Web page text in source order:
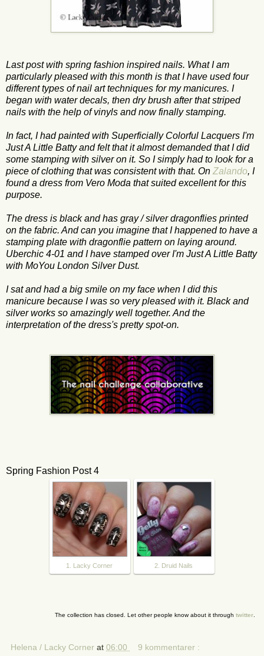
Last post with spring fashion inspired nails. What I am
particularly pleased with this month is that I have used four
different types of nail art techniques for my manicures. I
began with water decals, then dry brush after that striped
nails with the help of vinyls and now finally stamping.
In fact, I had painted with Superficially Colorful Lacquers I'm
Just A Little Batty and felt that it almost demanded that I did
some stamping with silver on it. So I simply had to look for a
piece of clothing that was consistent with that. On Zalando, I
found a dress from Vero Moda that suited excellent for this
purpose.
The dress is black and has gray / silver dragonflies printed
on the fabric. And can you imagine that I happened to have a
stamping plate with dragonflie pattern on laying around.
Uberchic 4-01 and I have stamped over I'm Just A Little Batty
with MoYou London Silver Dust.
I sat and had a big smile on my face when I did this
manicure because I was so very pleased with it. Black and
silver works so amazingly well together. And the
interpretation of the dress's pretty spot-on.
Spring Fashion Post 4
1. Lacky Corner 2. Druid Nails
The collection has closed. Let other people know about it through twitter
Helena / Lacky Corner at 06:00 9 kommentarer :